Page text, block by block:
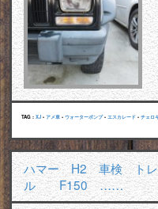
TAG : XJ • アメ車 • ウォーターポンプ• エスカレード • チェロ
ハマー H2 車検 トレ
ル F150 ……